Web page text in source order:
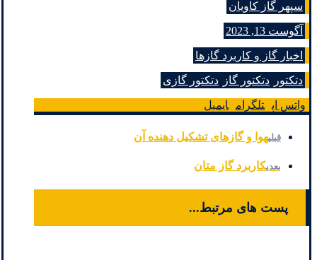
سپهر گاز کاویان
آگوست 13, 2023
اخبار گاز و کاربرد گازها
دتکتور دتکتور گاز دتکتور گازی
واتس اپ تلگرام ایمیل
قبلیهوا و گازهای تشکیل دهنده آن
بعدیکاربرد گاز متان
پست های مرتبط...